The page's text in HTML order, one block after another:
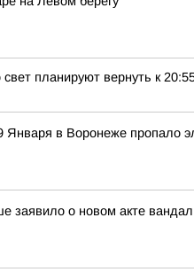
планируют вернуть к
Января в Воронеже пропало
заявило о новом акте